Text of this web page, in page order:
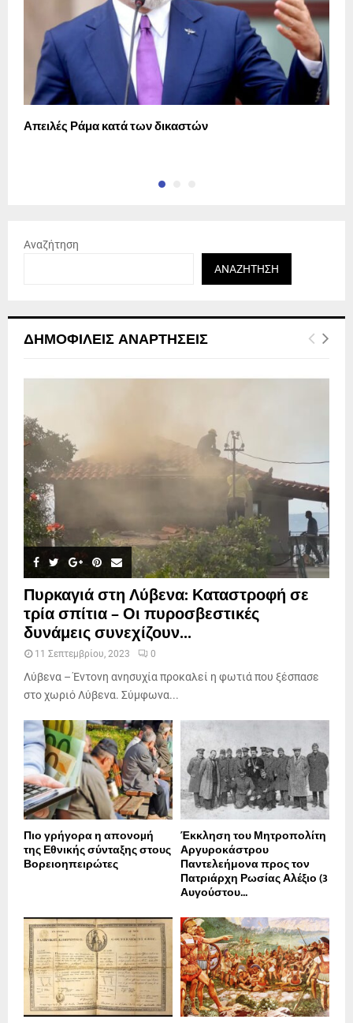
Απειλές Ράμα κατά των δικαστών
Αναζήτηση
ΑΝΑΖΉΤΗΣΗ
ΔΗΜΟΦΙΛΕΊΣ ΑΝΑΡΤΉΣΕΙΣ
Πυρκαγιά στη Λύβενα: Καταστροφή σε
τρία σπίτια – Οι πυροσβεστικές
δυνάμεις συνεχίζουν...
11 Σεπτεμβρίου, 2023 0
Λύβενα – Έντονη ανησυχία προκαλεί η φωτιά που ξέσπασε
στο χωριό Λύβενα. Σύμφωνα...
Πιο γρήγορα η απονοµή
της Εθνικής σύνταξης στους
Βορειοηπειρώτες
Έκκληση του Μητροπολίτη
Αργυροκάστρου
Παντελεήμονα προς τον
Πατριάρχη Ρωσίας Αλέξιο (3
Αυγούστου...